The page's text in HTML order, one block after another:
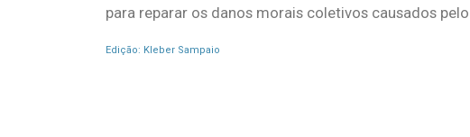
para reparar os danos morais coletivos causados
Edição: Kleber Sampaio